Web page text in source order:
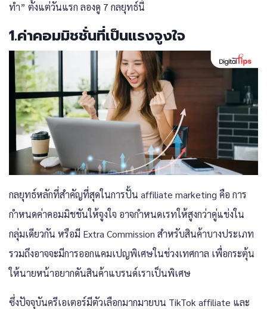
ทำ” ตั้งแต่วันแรก ลองดู 7 กลยุทธ์นี้
1.ค่าคอมมิชชั่นที่เป็นแรงจูงใจ
กลยุทธ์หลักที่สำคัญที่สุดในการปั้น affiliate marketing คือ การ
กำหนดค่าคอมมิชชันให้จูงใจ อาจกำหนดเรทให้สูงกว่าคู่แข่งใน
กลุ่มเดียวกัน หรือมี Extra Commission สำหรับสินค้าบางประเภท
รวมถึงอาจจะมีการออกแคมเปญพิเศษในช่วงเทศกาล เพื่อกระตุ้น
ให้นายหน้าอยากดันสินค้าแบรนด์เราเป็นพิเศษ
ซึ่งปัจจุบันครีเอเตอร์มีตัวเลือกมากมายบน TikTok affiliate และ